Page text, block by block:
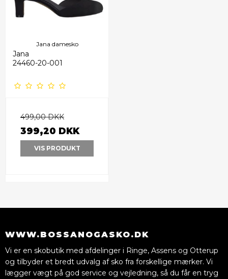
Jana damesko
Jana
24460-20-001
499,00 DKK
399,20 DKK
VIS PRODUKT
WWW.BOSSANOGASKO.DK
Vi er en skobutik med afdelinger i Ringe, Assens og Otterup
og tilbyder et bredt udvalg af sko fra forskellige mærker. Vi
lægger vægt på god service og vejledning, så du får en tryg